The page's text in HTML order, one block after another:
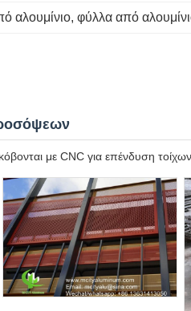
αλουμίνιο, φύλλα από
με CNC για επένδυση